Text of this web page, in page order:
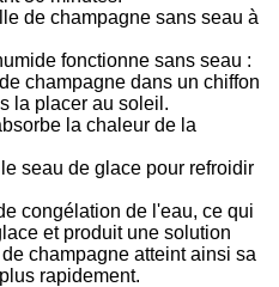
de champagne sans seau à
fonctionne sans seau :
champagne dans un chiffon
la placer au soleil.
la chaleur de la
seau de glace pour refroidir
congélation de l'eau, ce qui
et produit une solution
champagne atteint ainsi sa
rapidement.